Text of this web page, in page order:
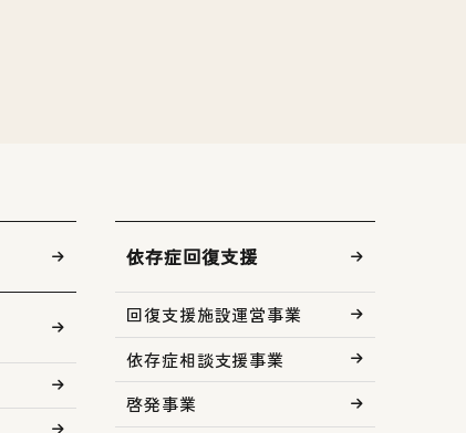
依存症回復支援
回復支援施設運営事業
依存症相談支援事業
啓発事業